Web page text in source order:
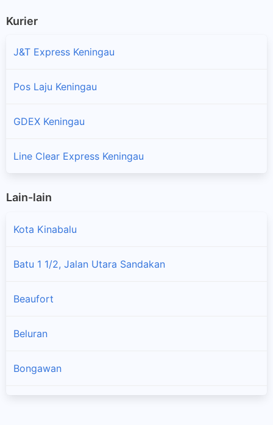
Kurier
J&T Express Keningau
Pos Laju Keningau
GDEX Keningau
Line Clear Express Keningau
Lain-lain
Kota Kinabalu
Batu 1 1/2, Jalan Utara Sandakan
Beaufort
Beluran
Bongawan